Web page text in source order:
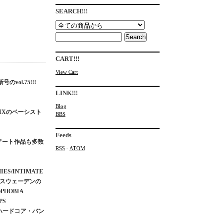
号のvol.75!!!
のベーシスト
ート作品も多数
INTIMATE
ウェーデンの
ードコア・バン
SEARCH!!!
CART!!!
View Cart
LINK!!!
Blog
BBS
Feeds
RSS - ATOM